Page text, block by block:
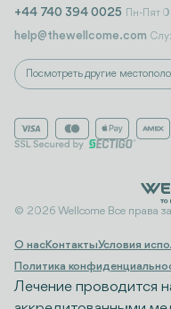
+44 740 394 0025 Пн-Пят
help@thewellcome.com
Посмотреть другие
© 2026 Wellcome Все права
О насКонтактыУсловия
Политика
Лечение проводится